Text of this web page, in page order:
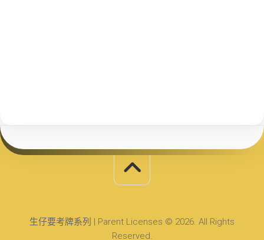
生仔要考牌系列 | Parent Licenses © 2026. All Rights
Reserved.